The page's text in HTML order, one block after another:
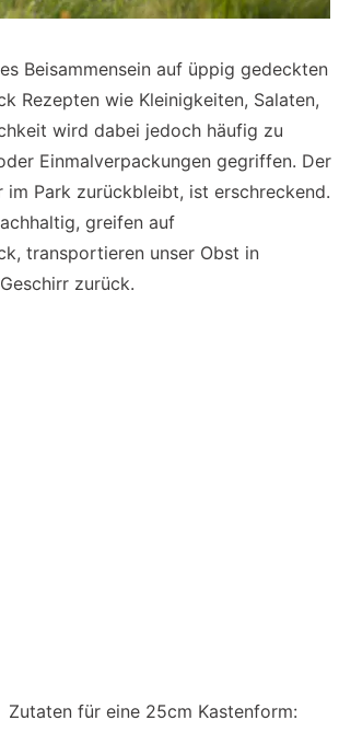
Beisammensein auf üppig gedeckten
Rezepten wie Kleinigkeiten, Salaten,
wird dabei jedoch häufig zu
Einmalverpackungen gegriffen. Der
Park zurückbleibt, ist erschreckend.
greifen auf
transportieren unser Obst in
zurück.
Zutaten für eine 25cm Kastenform: